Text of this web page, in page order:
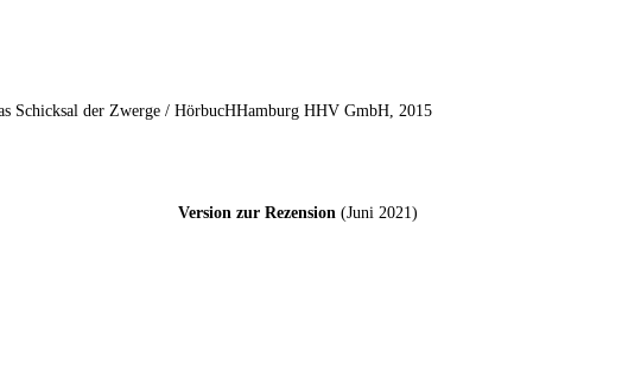
Schicksal der Zwerge / HörbucHHamburg HHV GmbH, 2015
Version zur Rezension (Juni 2021)